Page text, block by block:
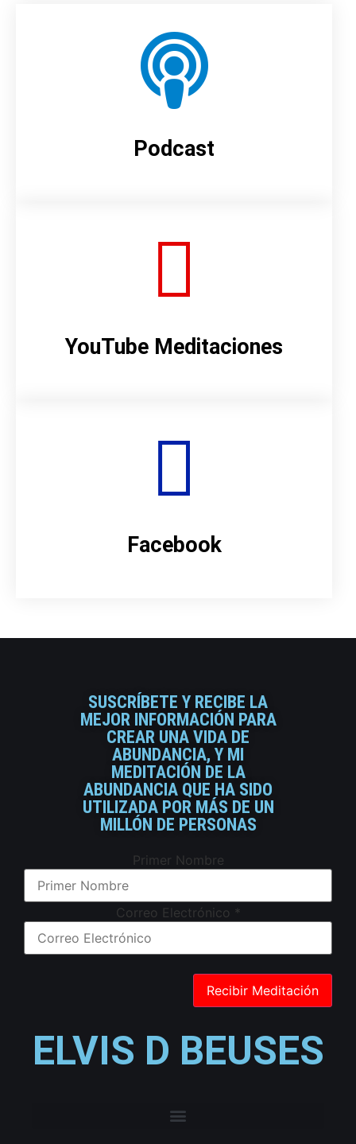
Podcast
YouTube Meditaciones
Facebook
SUSCRÍBETE Y RECIBE LA
MEJOR INFORMACIÓN PARA
CREAR UNA VIDA DE
ABUNDANCIA, Y MI
MEDITACIÓN DE LA
ABUNDANCIA QUE HA SIDO
UTILIZADA POR MÁS DE UN
MILLÓN DE PERSONAS
Primer Nombre
Correo Electrónico *
ELVIS D BEUSES